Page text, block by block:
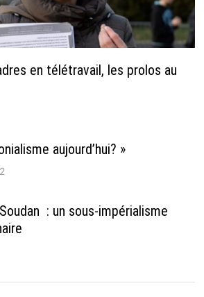
en télétravail, les prolos au
aujourd’hui? »
: un sous-impérialisme